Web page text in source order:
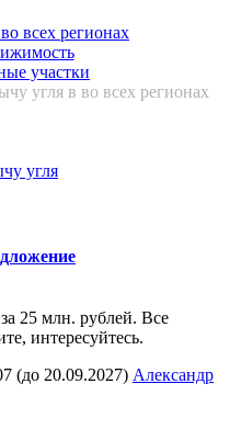
всех регионах
участки
угля в во всех регионах
25 млн. рублей. Все
интересуйтесь.
(до 20.09.2027) Александр